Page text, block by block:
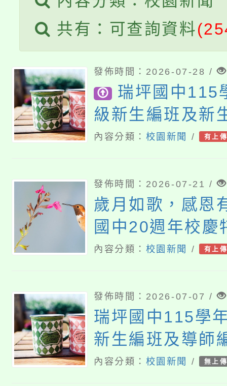
代理(課)教師甄選結果(
轉知中國文化大學推廣
《TA101》溝通分析基
程，歡迎學生輔導中心
心理、諮商輔導、社會
系所師生報名參加。
共有：可查詢資料
發佈時間：2026-07-28 /
瑞坪國中115
級新生編班及新
結果
內容分類： 校園新聞 / 有上
發佈時間：2026-07-21 /
歲月如歌，感恩
國中20週年校慶
徵稿中】
內容分類： 校園新聞 / 有上
發佈時間：2026-07-07 /
瑞坪國中115學
新生編班及導師
告
內容分類： 校園新聞 / 無上